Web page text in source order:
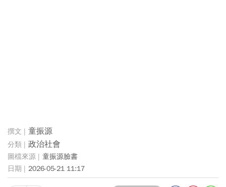
童振源
政治社會
童振源臉書
2026-05-21 11:17